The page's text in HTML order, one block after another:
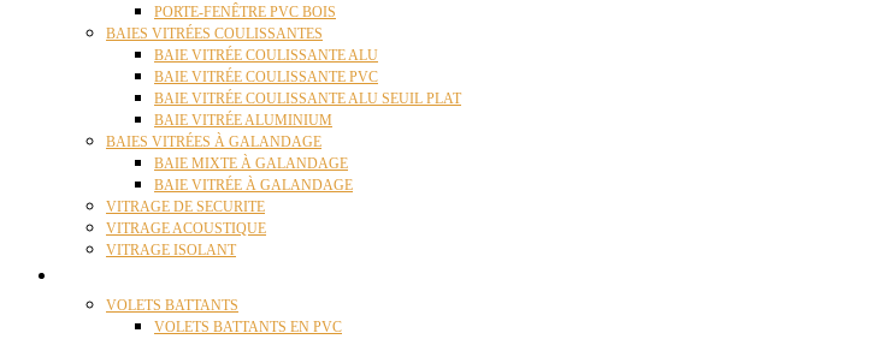
PORTE-FENÊTRE PVC BOIS
BAIES VITRÉES COULISSANTES
BAIE VITRÉE COULISSANTE ALU
BAIE VITRÉE COULISSANTE PVC
BAIE VITRÉE COULISSANTE ALU SEUIL PLAT
BAIE VITRÉE ALUMINIUM
BAIES VITRÉES À GALANDAGE
BAIE MIXTE À GALANDAGE
BAIE VITRÉE À GALANDAGE
VITRAGE DE SECURITE
VITRAGE ACOUSTIQUE
VITRAGE ISOLANT
VOLETS BATTANTS
VOLETS BATTANTS EN PVC